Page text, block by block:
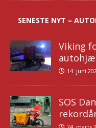
SENESTE NYT –
Viking
14. juni
SOS